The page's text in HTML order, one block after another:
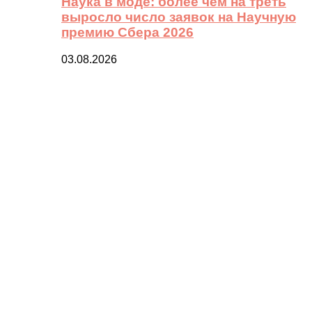
выросло число заявок на Научную
премию Сбера 2026
03.08.2026